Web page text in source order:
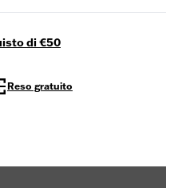
di €50
Reso gratuito